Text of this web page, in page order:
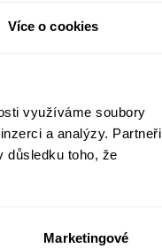
Více o cookies
využíváme soubory
a analýzy. Partneři
důsledku toho, že
Marketingové